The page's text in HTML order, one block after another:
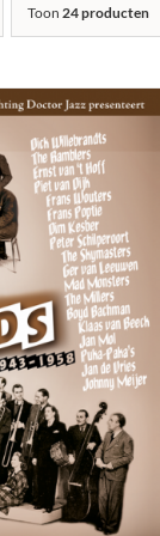
Toon 24 producten